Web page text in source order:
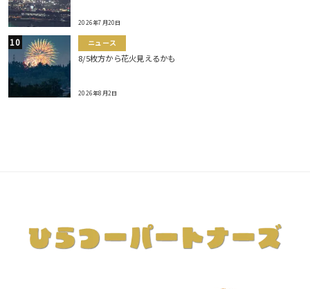
2026年7月20日
ニュース
8/5枚方から花火見えるかも
2026年8月2日